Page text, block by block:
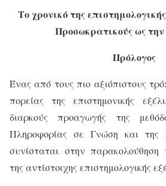
Το χρονικό της
Προσωκρατικούς ως
Πρόλογος
Ένας από τους πιο αξιόπιστους
πορείας της επιστημονικής
διαρκούς προαγωγής της
Πληροφορίας σε Γνώση και της
συνίσταται στην
της αντίστοιχης επιστημολογικής